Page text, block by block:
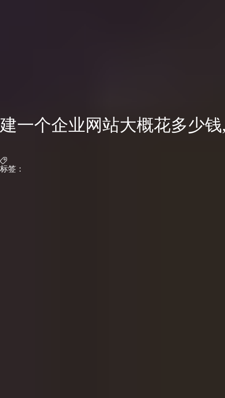
建一个企业网站大概花多少
标签：